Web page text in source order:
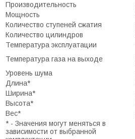
Производительность
Мощность
Количество ступеней сжатия
Количество цилиндров
Температура эксплуатации
Температура газа на выходе
Уровень шума
Длина*
Ширина*
Высота*
Вес*
* - Значения могут меняться в
зависимости от выбранной